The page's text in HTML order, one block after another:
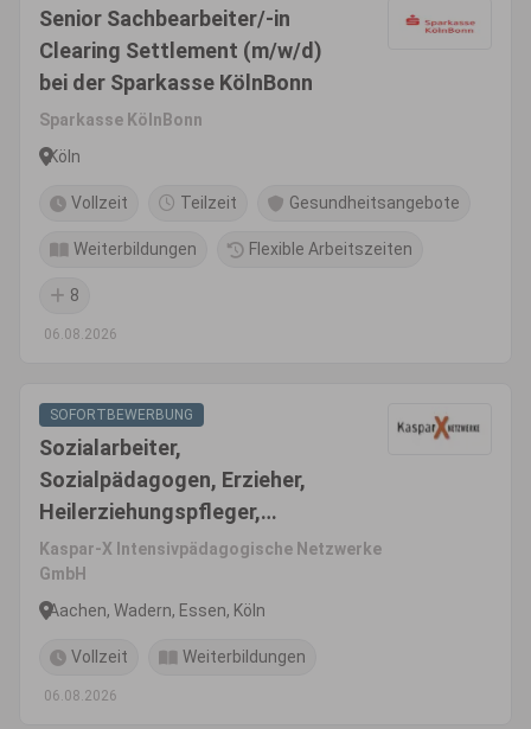
Senior Sachbearbeiter/-in
Clearing Settlement (m/w/d)
bei der Sparkasse KölnBonn
Sparkasse KölnBonn
Köln
Vollzeit Teilzeit Gesundheitsangebote
Weiterbildungen Flexible Arbeitszeiten
8
06.08.2026
SOFORTBEWERBUNG
Sozialarbeiter,
Sozialpädagogen, Erzieher,
Heilerziehungspfleger,
pädagogische Fachkräfte
(m/w/d)
Kaspar-X Intensivpädagogische Netzwerke
GmbH
Aachen, Wadern, Essen, Köln
Vollzeit Weiterbildungen
06.08.2026